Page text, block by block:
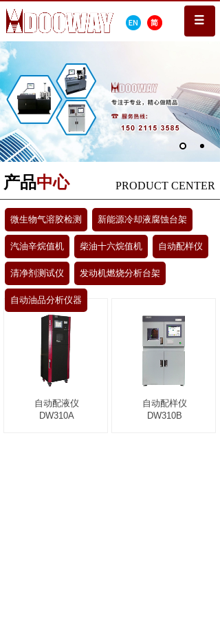
产品中心 PRODUCT CENTER
微生物气溶胶检测 新能源冷却液腐蚀台架
汽油辛烷值机 柴油十六烷值机 自动配样仪
清净剂测试仪 发动机燃烧分析台架
自动油品分析仪器
自动配液仪
DW310A
自动配样仪
DW310B